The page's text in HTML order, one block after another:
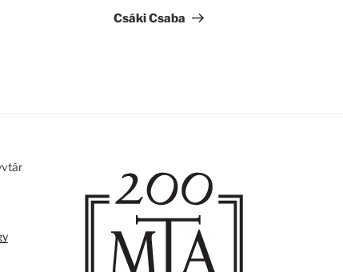
bejegyzés
Csáki Csaba